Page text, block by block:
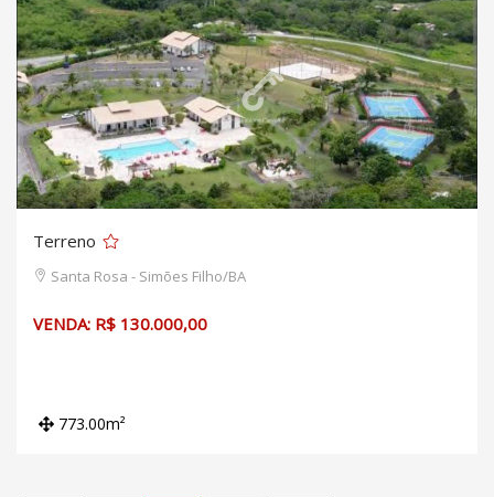
Terreno
Santa Rosa - Simões Filho/BA
VENDA: R$ 130.000,00
773.00m²